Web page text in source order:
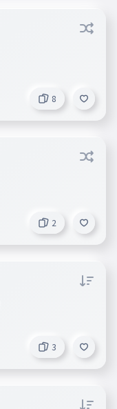
8
2
3